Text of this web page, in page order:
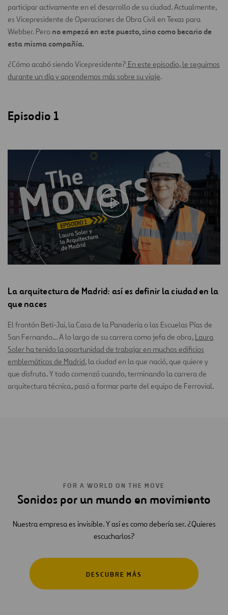
participar activamente en el desarrollo de su ciudad. Actualmente,
es Vicepresidente de Operaciones de Obra Civil en Texas para
Webber. Pero no empezó en este puesto, sino como becario de
esta misma compañía.
¿Cómo acabó siendo Vicepresidente? En este episodio, le seguimos
durante un día y aprendemos más sobre su viaje.
Episodio 1
La arquitectura de Madrid: así es definir la ciudad en la
que naces
El frontón Beti-Jai, la Casa de la Panadería o las Escuelas Pías de
San Fernando… A lo largo de su carrera como jefa de obra, Laura
Soler ha tenido la oportunidad de trabajar en muchos edificios
emblemáticos de Madrid, la ciudad en la que nació, que quiere y
que disfruta. Y todo comenzó cuando, terminando la carrera de
arquitectura técnica, pasó a formar parte del equipo de Ferrovial.
FOR A WORLD ON THE MOVE
Sonidos por un mundo en movimiento
Nuestra empresa es invisible. Y así es como debería ser. ¿Quieres
escucharlos?
DESCUBRE MÁS